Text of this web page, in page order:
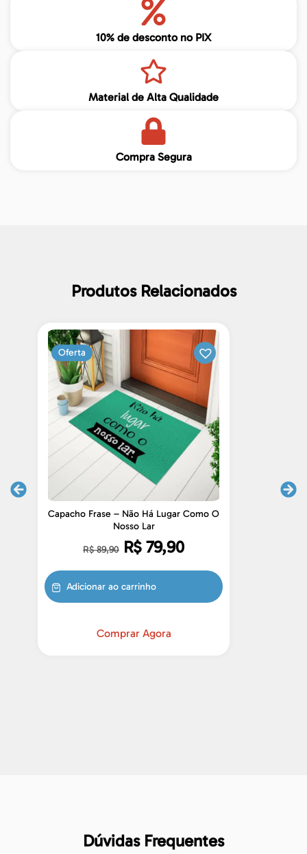
10% de desconto no PIX
Material de Alta Qualidade
Compra Segura
Produtos Relacionados
Oferta
Capacho Frase – Não Há Lugar Como O
Nosso Lar
R$89,90 R$ 79,90
Adicionar ao carrinho
Comprar Agora
Dúvidas Frequentes